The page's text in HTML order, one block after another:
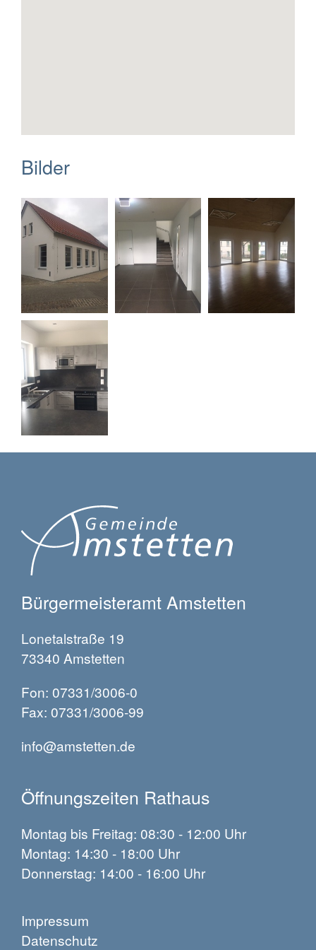
Bilder
Bürgermeisteramt Amstetten
Lonetalstraße 19
73340 Amstetten
Fon: 07331/3006-0
Fax: 07331/3006-99
info@amstetten.de
Öffnungszeiten Rathaus
Montag bis Freitag: 08:30 - 12:00 Uhr
Montag: 14:30 - 18:00 Uhr
Donnerstag: 14:00 - 16:00 Uhr
Impressum
Datenschutz